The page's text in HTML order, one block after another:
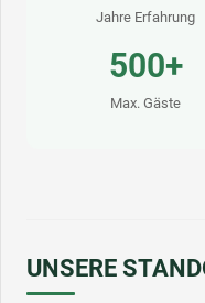
Jahre Erfahrung
500+
Max. Gäste
UNSERE